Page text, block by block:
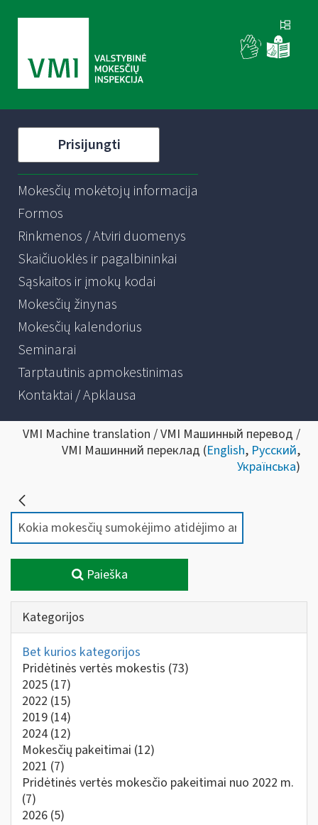
Prisijungti
Mokesčių mokėtojų informacija
Formos
Rinkmenos / Atviri duomenys
Skaičiuoklės ir pagalbininkai
Sąskaitos ir įmokų kodai
Mokesčių žinynas
Mokesčių kalendorius
Seminarai
Tarptautinis apmokestinimas
Kontaktai / Apklausa
VMI Machine translation / VMI Машинный перевод /
VMI Машинний переклад (English, Русский,
Українська)
Paieška
Kategorijos
Bet kurios kategorijos
Pridėtinės vertės mokestis (73)
2025 (17)
2022 (15)
2019 (14)
2024 (12)
Mokesčių pakeitimai (12)
2021 (7)
Pridėtinės vertės mokesčio pakeitimai nuo 2022 m.
(7)
2026 (5)